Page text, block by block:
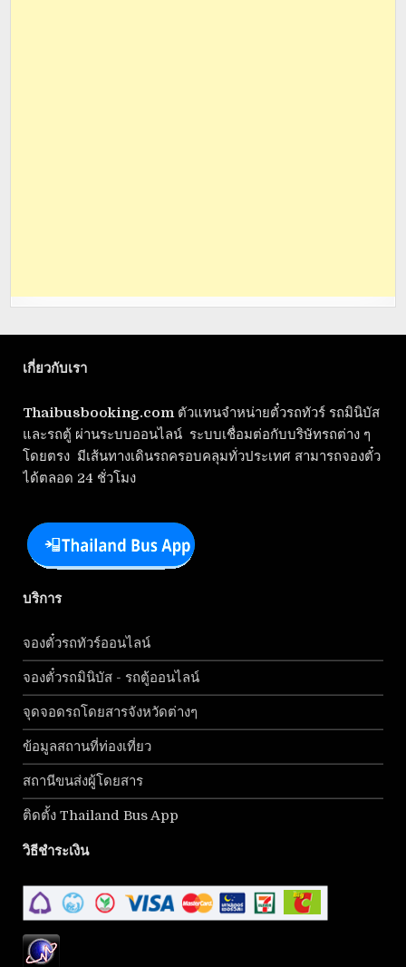
เกี่ยวกับเรา
Thaibusbooking.com ตัวแทนจำหน่ายตั๋วรถทัวร์ รถมินิบัส
และรถตู้ ผ่านระบบออนไลน์ ระบบเชื่อมต่อกับบริษัทรถต่าง ๆ
โดยตรง มีเส้นทางเดินรถครอบคลุมทั่วประเทศ สามารถจองตั๋ว
ได้ตลอด 24 ชั่วโมง
บริการ
จองตั๋วรถทัวร์ออนไลน์
จองตั๋วรถมินิบัส - รถตู้ออนไลน์
จุดจอดรถโดยสารจังหวัดต่างๆ
ข้อมูลสถานที่ท่องเที่ยว
สถานีขนส่งผู้โดยสาร
ติดตั้ง Thailand Bus App
วิธีชำระเงิน